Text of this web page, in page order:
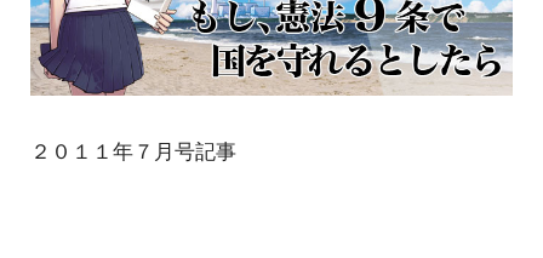
２０１１年７月号記事